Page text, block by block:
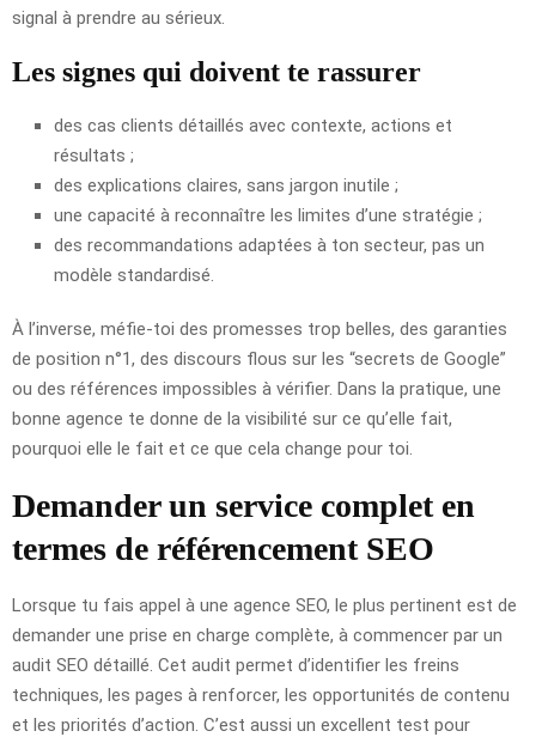
signal à prendre au sérieux.
Les signes qui doivent te rassurer
des cas clients détaillés avec contexte, actions et
résultats ;
des explications claires, sans jargon inutile ;
une capacité à reconnaître les limites d’une stratégie ;
des recommandations adaptées à ton secteur, pas un
modèle standardisé.
À l’inverse, méfie-toi des promesses trop belles, des garanties
de position n°1, des discours flous sur les “secrets de Google”
ou des références impossibles à vérifier. Dans la pratique, une
bonne agence te donne de la visibilité sur ce qu’elle fait,
pourquoi elle le fait et ce que cela change pour toi.
Demander un service complet en
termes de référencement SEO
Lorsque tu fais appel à une agence SEO, le plus pertinent est de
demander une prise en charge complète, à commencer par un
audit SEO détaillé. Cet audit permet d’identifier les freins
techniques, les pages à renforcer, les opportunités de contenu
et les priorités d’action. C’est aussi un excellent test pour